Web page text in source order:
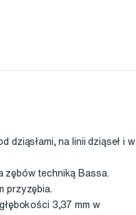
dziąsłami, na linii dziąseł i w
zębów techniką Bassa.
przyzębia.
3,37 mm w